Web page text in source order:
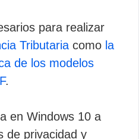
para realizar
Tributaria como la
de los modelos
.
en Windows 10 a
de privacidad y